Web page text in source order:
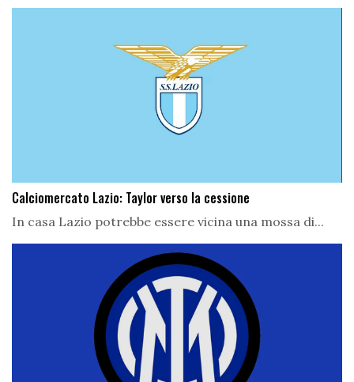
Calciomercato Lazio: Taylor verso la cessione
In casa Lazio potrebbe essere vicina una mossa di...